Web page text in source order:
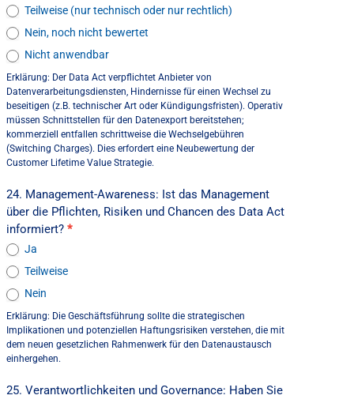
Teilweise (nur technisch oder nur rechtlich)
Nein, noch nicht bewertet
Nicht anwendbar
Erklärung: Der Data Act verpflichtet Anbieter von
Datenverarbeitungsdiensten, Hindernisse für einen Wechsel zu
beseitigen (z.B. technischer Art oder Kündigungsfristen). Operativ
müssen Schnittstellen für den Datenexport bereitstehen;
kommerziell entfallen schrittweise die Wechselgebühren
(Switching Charges). Dies erfordert eine Neubewertung der
Customer Lifetime Value Strategie.
24. Management-Awareness: Ist das Management
über die Pflichten, Risiken und Chancen des Data Act
informiert? *
Ja
Teilweise
Nein
Erklärung: Die Geschäftsführung sollte die strategischen
Implikationen und potenziellen Haftungsrisiken verstehen, die mit
dem neuen gesetzlichen Rahmenwerk für den Datenaustausch
einhergehen.
25. Verantwortlichkeiten und Governance: Haben Sie